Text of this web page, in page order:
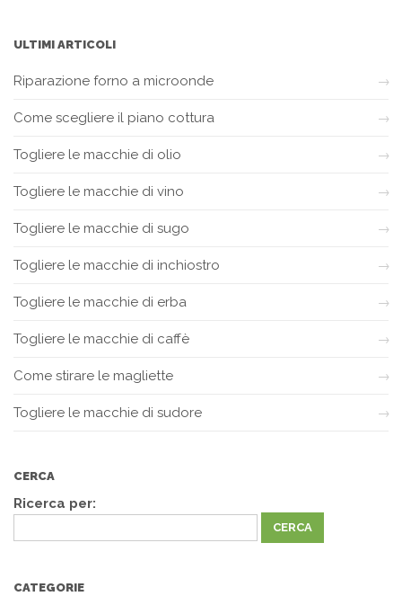
ULTIMI ARTICOLI
Riparazione forno a microonde
Come scegliere il piano cottura
Togliere le macchie di olio
Togliere le macchie di vino
Togliere le macchie di sugo
Togliere le macchie di inchiostro
Togliere le macchie di erba
Togliere le macchie di caffè
Come stirare le magliette
Togliere le macchie di sudore
CERCA
Ricerca per:
CATEGORIE